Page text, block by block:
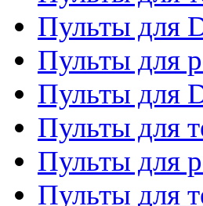
Пульты для
Пульты для
Пульты для
Пульты для
Пульты для
Пульты для